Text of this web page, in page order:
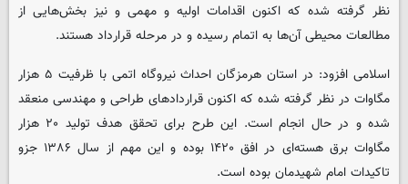
نظر گرفته شده که اکنون اقدامات اولیه و مهمی و نیز بخش‌هایی از
مطالعات محیطی آن‌ها به اتمام رسیده و در مرحله قرارداد هستند.
اسلامی افزود: در استان هرمزگان احداث نیروگاه اتمی با ظرفیت ۵ هزار
مگاوات در نظر گرفته شده که اکنون قراردادهای طراحی و مهندسی منعقد
شده و در حال انجام است. این طرح برای تحقق هدف تولید ۲۰ هزار
مگاوات برق هسته‌ای در افق ۱۴۲۰ بوده و این مهم از سال ۱۳۸۶ جزو
تاکیدات امام شهیدمان بوده است.